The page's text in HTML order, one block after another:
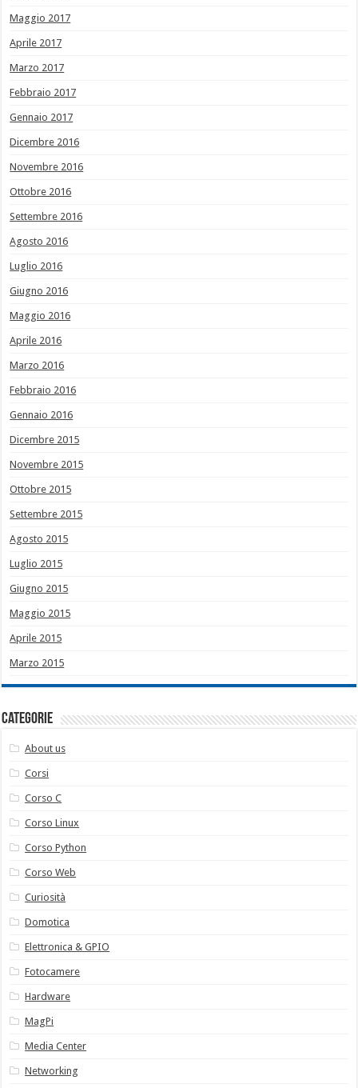
Maggio 2017
Aprile 2017
Marzo 2017
Febbraio 2017
Gennaio 2017
Dicembre 2016
Novembre 2016
Ottobre 2016
Settembre 2016
Agosto 2016
Luglio 2016
Giugno 2016
Maggio 2016
Aprile 2016
Marzo 2016
Febbraio 2016
Gennaio 2016
Dicembre 2015
Novembre 2015
Ottobre 2015
Settembre 2015
Agosto 2015
Luglio 2015
Giugno 2015
Maggio 2015
Aprile 2015
Marzo 2015
Categorie
About us
Corsi
Corso C
Corso Linux
Corso Python
Corso Web
Curiosità
Domotica
Elettronica & GPIO
Fotocamere
Hardware
MagPi
Media Center
Networking